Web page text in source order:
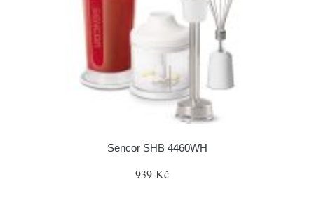
Sencor SHB 4460WH
939 Kč